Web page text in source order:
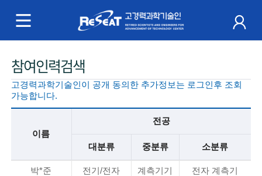
R
e
S
e
고
경
주
메
뉴
참여인력검색
고경력과학기술인이 공개 동의한 추가정보는 로그인후 조회
가능합니다.
이름
전공
대분류 중분류 소분류
박*준 전기/전자 계측기기 전자 계측기